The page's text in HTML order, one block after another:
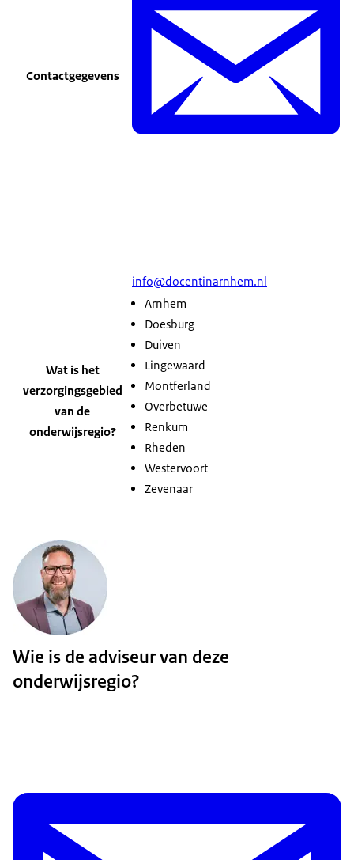
Contactgegevens
info@docentinarnhem.nl
Wat is het
verzorgingsgebied
van de
onderwijsregio?
Arnhem
Doesburg
Duiven
Lingewaard
Montferland
Overbetuwe
Renkum
Rheden
Westervoort
Zevenaar
Wie is de adviseur van deze
onderwijsregio?